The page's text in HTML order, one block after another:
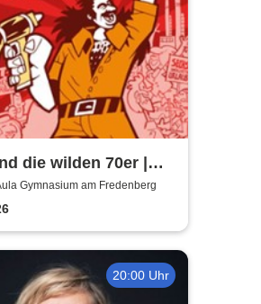
die wilden 70er |
am
Gymnasium am Fredenberg
20:00 Uhr